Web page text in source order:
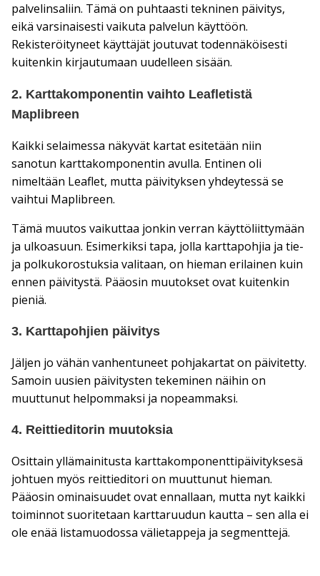
palvelinsaliin. Tämä on puhtaasti tekninen päivitys,
eikä varsinaisesti vaikuta palvelun käyttöön.
Rekisteröityneet käyttäjät joutuvat todennäköisesti
kuitenkin kirjautumaan uudelleen sisään.
2. Karttakomponentin vaihto Leafletistä
Maplibreen
Kaikki selaimessa näkyvät kartat esitetään niin
sanotun karttakomponentin avulla. Entinen oli
nimeltään Leaflet, mutta päivityksen yhdeytessä se
vaihtui Maplibreen.
Tämä muutos vaikuttaa jonkin verran käyttöliittymään
ja ulkoasuun. Esimerkiksi tapa, jolla karttapohjia ja tie-
ja polkukorostuksia valitaan, on hieman erilainen kuin
ennen päivitystä. Pääosin muutokset ovat kuitenkin
pieniä.
3. Karttapohjien päivitys
Jäljen jo vähän vanhentuneet pohjakartat on päivitetty.
Samoin uusien päivitysten tekeminen näihin on
muuttunut helpommaksi ja nopeammaksi.
4. Reittieditorin muutoksia
Osittain yllämainitusta karttakomponenttipäivityksesä
johtuen myös reittieditori on muuttunut hieman.
Pääosin ominaisuudet ovat ennallaan, mutta nyt kaikki
toiminnot suoritetaan karttaruudun kautta – sen alla ei
ole enää listamuodossa välietappeja ja segmenttejä.